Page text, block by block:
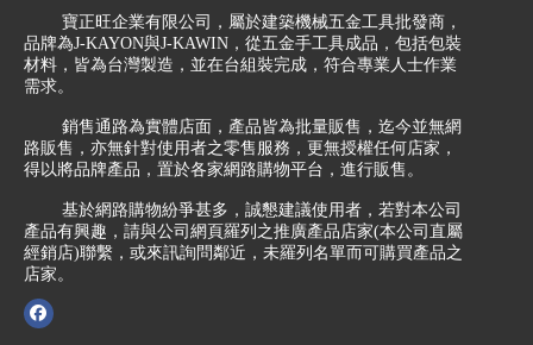
寶正旺企業有限公司，屬於建築機械五金工具批發商，
品牌為J-KAYON與J-KAWIN，從五金手工具成品，包括包裝
材料，皆為台灣製造，並在台組裝完成，符合專業人士作業
需求。
銷售通路為實體店面，產品皆為批量販售，迄今並無網
路販售，亦無針對使用者之零售服務，更無授權任何店家，
得以將品牌產品，置於各家網路購物平台，進行販售。
基於網路購物紛爭甚多，誠懇建議使用者，若對本公司
產品有興趣，請與公司網頁羅列之推廣產品店家(本公司直屬
經銷店)聯繫，或來訊詢問鄰近，未羅列名單而可購買產品之
店家。